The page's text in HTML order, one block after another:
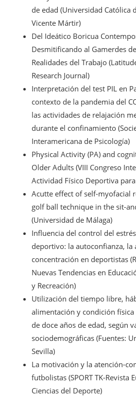
de edad (Universidad Católica
Vicente Mártir)
Del Ideático Boricua
Desmitificando al Gamerdes
Realidades del Trabajo
Research Journal)
Interpretación del test PIL en
contexto de la pandemia del
las actividades de relajación
durante el confinamiento
Interamericana de Psicología)
Physical Activity (PA) and
Older Adults (VIII Congreso
Actividad Físico Deportiva
Acutte effect of self-myofacial
golf ball technique in the sit-
(Universidad de Málaga)
Influencia del control del
deportivo: la autoconfianza, la
concentración en deportistas
Nuevas Tendencias en
y Recreación)
Utilización del tiempo libre,
alimentación y condición física
de doce años de edad, según
sociodemográficas (Fuentes:
Sevilla)
La motivación y la atención-
futbolistas (SPORT TK-Revista
Ciencias del Deporte)